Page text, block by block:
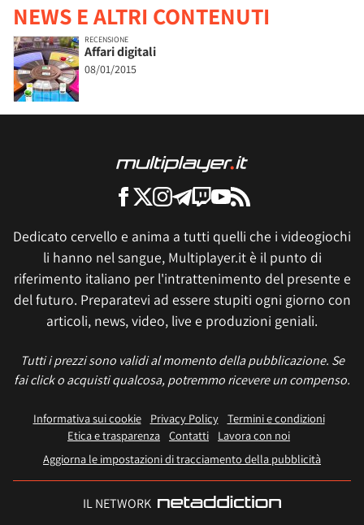
NEWS E ALTRI CONTENUTI
RECENSIONE
Affari digitali
08/01/2015
Dedicato cervello e anima a tutti quelli che i videogiochi
li hanno nel sangue, Multiplayer.it è il punto di
riferimento italiano per l'intrattenimento del presente e
del futuro. Preparatevi ad essere stupiti ogni giorno con
articoli, news, video, live e produzioni geniali.
Tutti i prezzi sono validi al momento della pubblicazione. Se
fai click o acquisti qualcosa, potremmo ricevere un compenso.
Informativa sui cookie Privacy Policy
Termini e condizioni
Etica e trasparenza Contatti
Lavora con noi
Aggiorna le impostazioni di tracciamento della pubblicità
IL NETWORK